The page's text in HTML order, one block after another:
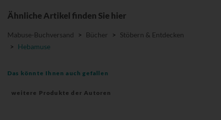
Ähnliche Artikel finden Sie hier
Mabuse-Buchversand > Bücher > Stöbern & Entdecken
> Hebamuse
Das könnte Ihnen auch gefallen
weitere Produkte der Autoren